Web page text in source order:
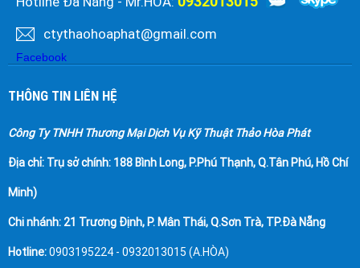
ctythaohoaphat@gmail.com
Facebook
THÔNG TIN LIÊN HỆ
Công Ty TNHH Thương Mại Dịch Vụ Kỹ Thuật Thảo Hòa Phát
Địa chỉ: Trụ sở chính: 188 Bình Long, P.Phú Thạnh, Q.Tân Phú, Hồ Chí
Minh)
Chi nhánh: 21 Trương Định, P. Mân Thái, Q.Sơn Trà, TP.Đà Nẵng
Hotline:0903195224 - 0932013015 (A.HÒA)